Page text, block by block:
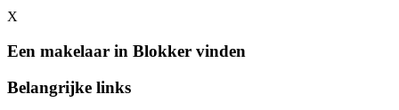
X
Een makelaar in Blokker vinden
Belangrijke links